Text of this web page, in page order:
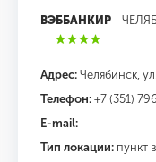
ВЭББАНКИР -
Адрес: Челябинск,
Телефон: +7 (351)
E-mail:
Тип локации: пункт